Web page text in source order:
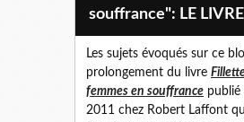
souffrance": LE LIVRE
Les sujets évoqués sur ce
prolongement du livre
femmes en souffrance publié
2011 chez Robert Laffont